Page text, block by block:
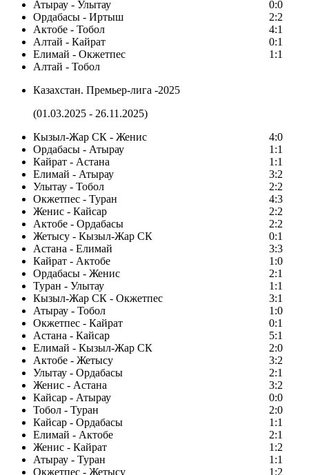
Атырау - Улытау
0:0
Ордабасы - Иртыш
2:2
Актобе - Тобол
4:1
Алтай - Кайрат
0:1
Елимай - Окжетпес
1:1
Алтай - Тобол
Казахстан. Премьер-лига -2025
(01.03.2025 - 26.11.2025)
Кызыл-Жар СК - Женис
4:0
Ордабасы - Атырау
1:1
Кайрат - Астана
1:1
Елимай - Атырау
3:2
Улытау - Тобол
2:2
Окжетпес - Туран
4:3
Женис - Кайсар
2:2
Актобе - Ордабасы
2:2
Жетысу - Кызыл-Жар СК
0:1
Астана - Елимай
3:3
Кайрат - Актобе
1:0
Ордабасы - Женис
2:1
Туран - Улытау
1:1
Кызыл-Жар СК - Окжетпес
3:1
Атырау - Тобол
1:0
Окжетпес - Кайрат
0:1
Астана - Кайсар
5:1
Елимай - Кызыл-Жар СК
2:0
Актобе - Жетысу
3:2
Улытау - Ордабасы
2:1
Женис - Астана
3:2
Кайсар - Атырау
0:0
Тобол - Туран
2:0
Кайсар - Ордабасы
1:1
Елимай - Актобе
2:1
Женис - Кайрат
1:2
Атырау - Туран
1:1
Окжетпес - Жетысу
1:2